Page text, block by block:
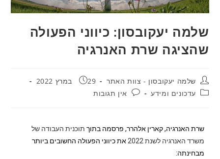
שלמה יעקובסון: כיווני הפעולה
שהציגה שרת האנרגיה
שלמה יעקובסון - צוות האתר
29 במרץ 2022
עדכונים ומידע
אין תגובות
שרת האנרגיה, קארין אלהרר, פרסמה בתוך תוכנית העבודה של
משרד האנרגיה לשנת 2022
את כיווני הפעולה החשובים ביותר
מבחינתה: